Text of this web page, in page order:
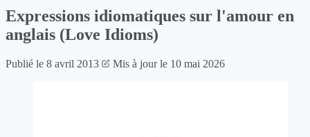
Expressions idiomatiques sur l'amour en
anglais (Love Idioms)
Publié le 8 avril 2013 Mis à jour le 10 mai 2026